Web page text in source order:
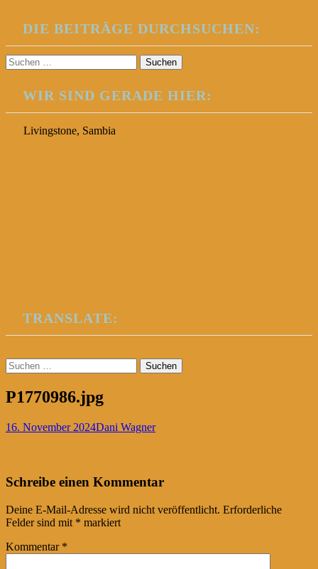
DIE BEITRÄGE DURCHSUCHEN:
Suchen
nach:
WIR SIND GERADE HIER:
Livingstone, Sambia
TRANSLATE:
Suchen
nach:
P1770986.jpg
16. November 2024Dani Wagner
Post
navigation
←
Schreibe einen Kommentar
Deine E-Mail-Adresse wird nicht veröffentlicht. Erforderliche
Felder sind mit * markiert
Kommentar *